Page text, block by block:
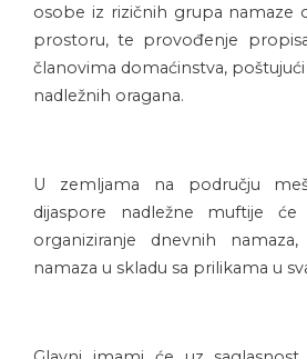
osobe iz rizičnih grupa namaze
prostoru, te provođenje
članovima domaćinstva,
nadležnih oragana.
U zemljama na području
dijaspore nadležne muftije
organiziranje dnevnih
namaza u skladu sa prilikama u